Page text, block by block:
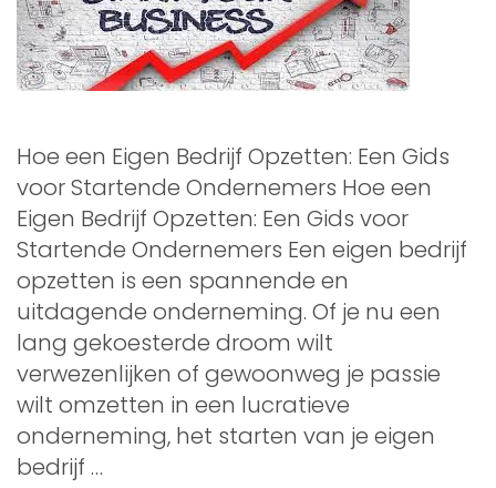
Hoe een Eigen Bedrijf Opzetten: Een Gids
voor Startende Ondernemers Hoe een
Eigen Bedrijf Opzetten: Een Gids voor
Startende Ondernemers Een eigen bedrijf
opzetten is een spannende en
uitdagende onderneming. Of je nu een
lang gekoesterde droom wilt
verwezenlijken of gewoonweg je passie
wilt omzetten in een lucratieve
onderneming, het starten van je eigen
bedrijf …